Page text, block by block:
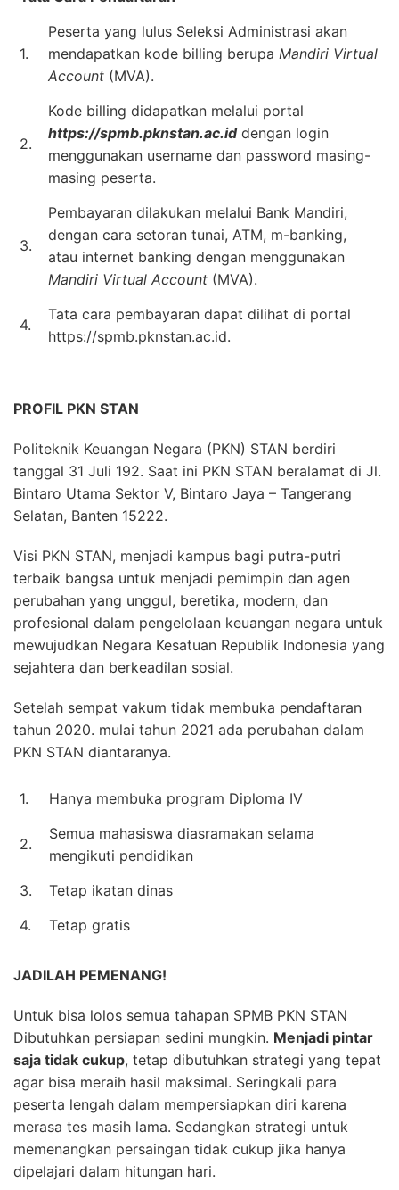
1.
Peserta yang lulus Seleksi Administrasi akan
mendapatkan kode billing berupa Mandiri Virtual
Account (MVA).
2.
Kode billing didapatkan melalui portal
https://spmb.pknstan.ac.iddengan login
menggunakan username dan password masing-
masing peserta.
3.
Pembayaran dilakukan melalui Bank Mandiri,
dengan cara setoran tunai, ATM, m-banking,
atau internet banking dengan menggunakan
Mandiri Virtual Account (MVA).
4.
Tata cara pembayaran dapat dilihat di portal
https://spmb.pknstan.ac.id.
PROFIL PKN STAN
Politeknik Keuangan Negara (PKN) STAN berdiri
tanggal 31 Juli 192. Saat ini PKN STAN beralamat di Jl.
Bintaro Utama Sektor V, Bintaro Jaya – Tangerang
Selatan, Banten 15222.
Visi PKN STAN, menjadi kampus bagi putra-putri
terbaik bangsa untuk menjadi pemimpin dan agen
perubahan yang unggul, beretika, modern, dan
profesional dalam pengelolaan keuangan negara untuk
mewujudkan Negara Kesatuan Republik Indonesia yang
sejahtera dan berkeadilan sosial.
Setelah sempat vakum tidak membuka pendaftaran
tahun 2020. mulai tahun 2021 ada perubahan dalam
PKN STAN diantaranya.
1. Hanya membuka program Diploma IV
2.
Semua mahasiswa diasramakan selama
mengikuti pendidikan
3.
Tetap ikatan dinas
4.
Tetap gratis
JADILAH PEMENANG!
Untuk bisa lolos semua tahapan SPMB PKN STAN
Dibutuhkan persiapan sedini mungkin. Menjadi pintar
saja tidak cukup, tetap dibutuhkan strategi yang tepat
agar bisa meraih hasil maksimal. Seringkali para
peserta lengah dalam mempersiapkan diri karena
merasa tes masih lama. Sedangkan strategi untuk
memenangkan persaingan tidak cukup jika hanya
dipelajari dalam hitungan hari.